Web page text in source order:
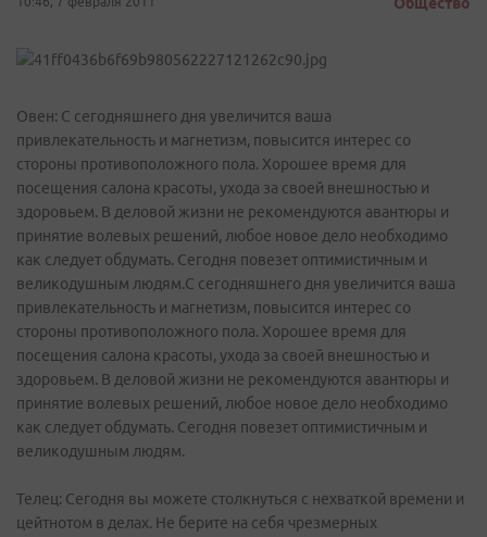
Овен: С сегодняшнего дня увеличится ваша
привлекательность и магнетизм, повысится интерес со
стороны противоположного пола. Хорошее время для
посещения салона красоты, ухода за своей внешностью и
здоровьем. В деловой жизни не рекомендуются авантюры и
принятие волевых решений, любое новое дело необходимо
как следует обдумать. Сегодня повезет оптимистичным и
великодушным людям.С сегодняшнего дня увеличится ваша
привлекательность и магнетизм, повысится интерес со
стороны противоположного пола. Хорошее время для
посещения салона красоты, ухода за своей внешностью и
здоровьем. В деловой жизни не рекомендуются авантюры и
принятие волевых решений, любое новое дело необходимо
как следует обдумать. Сегодня повезет оптимистичным и
великодушным людям.
Телец: Сегодня вы можете столкнуться с нехваткой времени и
цейтнотом в делах. Не берите на себя чрезмерных